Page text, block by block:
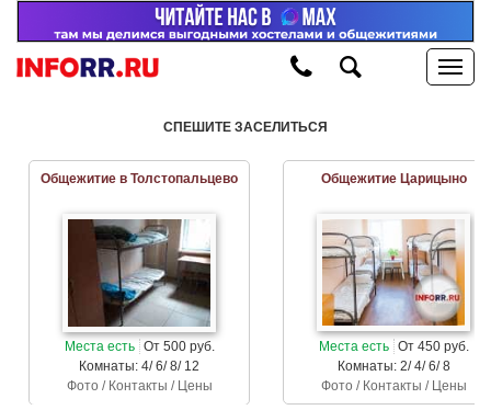
СПЕШИТЕ ЗАСЕЛИТЬСЯ
Общежитие в Толстопальцево
Места есть От 500 руб.
Комнаты: 4/ 6/ 8/ 12
Фото / Контакты / Цены
Общежитие Царицыно
Места есть От 450 руб.
Комнаты: 2/ 4/ 6/ 8
Фото / Контакты / Цены